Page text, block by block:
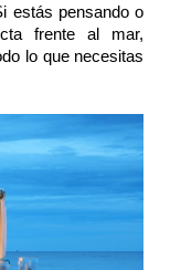
estás pensando o
frente al mar,
lo que necesitas